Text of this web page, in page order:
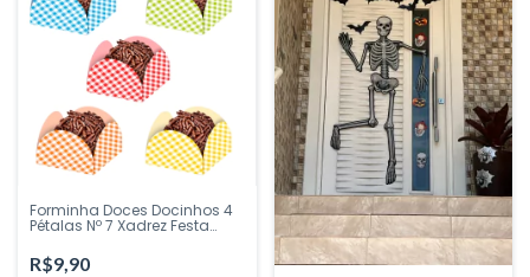
Forminha Doces Docinhos 4
Pétalas Nº 7 Xadrez Festa
Inspire sua Festa Loja
R$9,90